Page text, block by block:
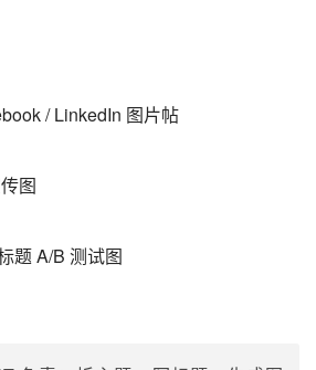
/ LinkedIn 图片帖
图
题 A/B 测试图